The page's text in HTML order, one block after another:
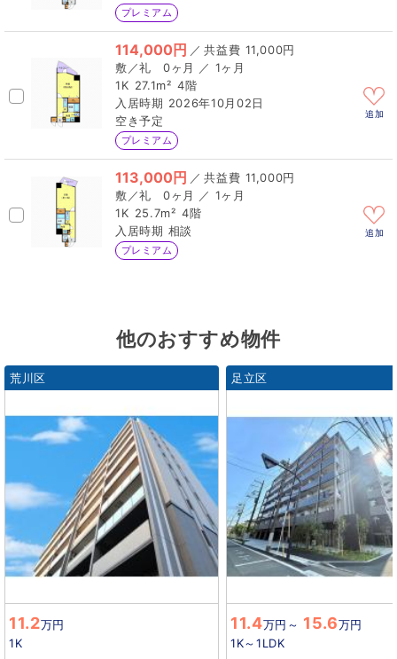
プレミアム
114,000円 ／
11,000円
0ヶ月 ／ 1ヶ月
1K 27.1m² 4階
2026年10月02日
空き予定
プレミアム
追加
113,000円 ／
11,000円
0ヶ月 ／ 1ヶ月
1K 25.7m² 4階
相談
プレミアム
追加
他のおすすめ物件
荒川区
11.2万円
1K
足立区
11.4万円 ～ 15.6万円
1K～1LDK